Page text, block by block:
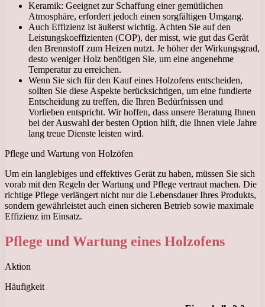
Keramik: Geeignet zur Schaffung einer gemütlichen
Atmosphäre, erfordert jedoch einen sorgfältigen Umgang.
Auch Effizienz ist äußerst wichtig. Achten Sie auf den
Leistungskoeffizienten (COP), der misst, wie gut das Gerät
den Brennstoff zum Heizen nutzt. Je höher der Wirkungsgrad,
desto weniger Holz benötigen Sie, um eine angenehme
Temperatur zu erreichen.
Wenn Sie sich für den Kauf eines Holzofens entscheiden,
sollten Sie diese Aspekte berücksichtigen, um eine fundierte
Entscheidung zu treffen, die Ihren Bedürfnissen und
Vorlieben entspricht. Wir hoffen, dass unsere Beratung Ihnen
bei der Auswahl der besten Option hilft, die Ihnen viele Jahre
lang treue Dienste leisten wird.
Pflege und Wartung von Holzöfen
Um ein langlebiges und effektives Gerät zu haben, müssen Sie sich
vorab mit den Regeln der Wartung und Pflege vertraut machen. Die
richtige Pflege verlängert nicht nur die Lebensdauer Ihres Produkts,
sondern gewährleistet auch einen sicheren Betrieb sowie maximale
Effizienz im Einsatz.
Pflege und Wartung eines Holzofens
Aktion
Häufigkeit